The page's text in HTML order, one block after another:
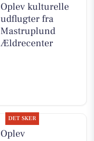
Oplev kulturelle
udflugter fra
Mastruplund
Ældrecenter
DET SKER
Oplev